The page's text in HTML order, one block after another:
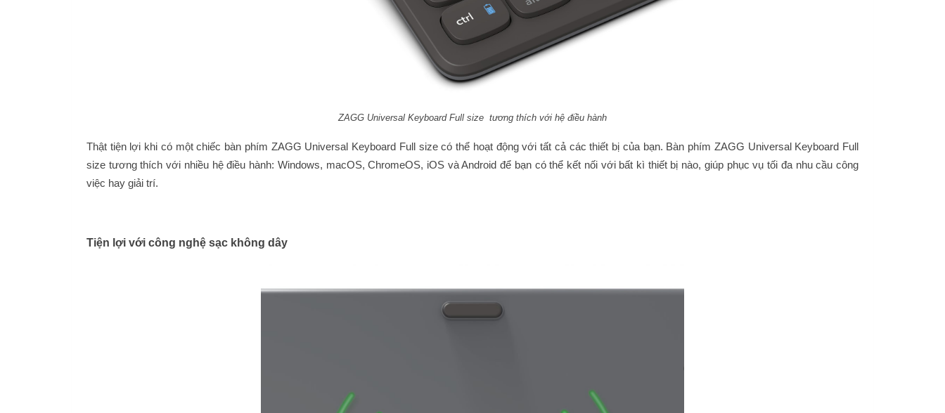
ZAGG Universal Keyboard Full size tương thích với hệ điều hành
Thật tiện lợi khi có một chiếc bàn phím ZAGG Universal Keyboard Full sizecó thể hoạt động với tất cả các thiết bị của bạn. Bàn phím ZAGG Universal Keyboard Full
size tương thích với nhiều hệ điều hành: Windows, macOS, ChromeOS, iOS và Androidđể bạn có thể kết nối với bất kì thiết bị nào, giúp phục vụ tối đa nhu cầu công
việc hay giải trí.
Tiện lợi với công nghệ sạc không dây